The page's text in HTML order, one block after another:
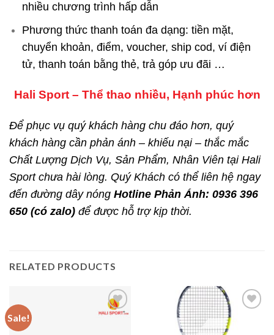
nhiều chương trình hấp dẫn
Phương thức thanh toán đa dạng: tiền mặt,
chuyển khoản, điểm, voucher, ship cod, ví điện
tử, thanh toán bằng thẻ, trả góp ưu đãi …
Hali Sport – Thể thao nhiều, Hạnh phúc hơn
Để phục vụ quý khách hàng chu đáo hơn, quý
khách hàng cần phản ánh – khiếu nại – thắc mắc
Chất Lượng Dịch Vụ, Sản Phẩm, Nhân Viên tại Hali
Sport chưa hài lòng. Quý Khách có thể liên hệ ngay
đến đường dây nóng Hotline Phản Ánh: 0936 396
650 (có zalo) để được hỗ trợ kịp thời.
RELATED PRODUCTS
Sale!
Add to